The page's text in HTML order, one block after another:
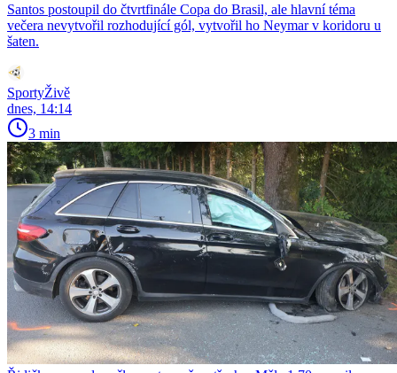
Santos postoupil do čtvrtfinále Copa do Brasil, ale hlavní téma
večera nevytvořil rozhodující gól, vytvořil ho Neymar v koridoru u
šaten.
SportyŽivě
dnes, 14:14
3 min